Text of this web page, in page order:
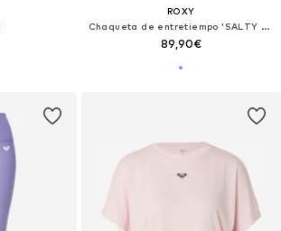
ROXY
Chaqueta de entretiempo 'SALTY HORIZON'
89,90€